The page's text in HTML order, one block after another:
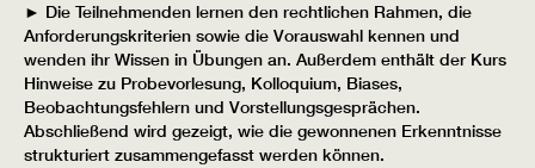
► Die Teilnehmenden lernen den rechtlichen Rahmen, die
Anforderungskriterien sowie die Vorauswahl kennen und
wenden ihr Wissen in Übungen an. Außerdem enthält der Kurs
Hinweise zu Probevorlesung, Kolloquium, Biases,
Beobachtungsfehlern und Vorstellungsgesprächen.
Abschließend wird gezeigt, wie die gewonnenen Erkenntnisse
strukturiert zusammengefasst werden können.